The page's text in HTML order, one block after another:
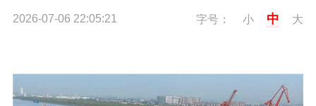
2026-07-06 22:05:21 字号： 小 中 大